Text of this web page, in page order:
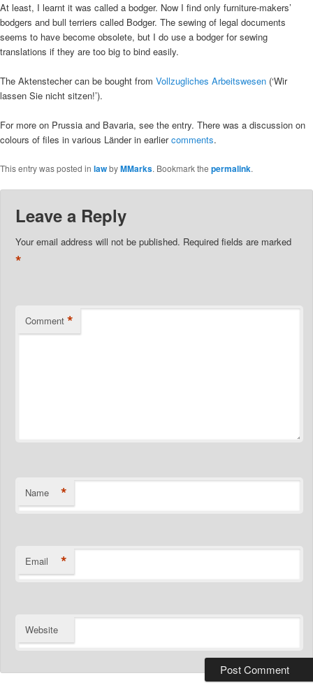
At least, I learnt it was called a bodger. Now I find only furniture-makers’
bodgers and bull terriers called Bodger. The sewing of legal documents
seems to have become obsolete, but I do use a bodger for sewing
translations if they are too big to bind easily.
The Aktenstecher can be bought from Vollzugliches Arbeitswesen (‘Wir
lassen Sie nicht sitzen!’).
For more on Prussia and Bavaria, see the entry. There was a discussion on
colours of files in various Länder in earliercomments.
This entry was posted in lawbyMMarks. Bookmark the permalink.
Leave a Reply
Your email address will not be published. Required fields are marked
*
Comment *
Name *
Email *
Website